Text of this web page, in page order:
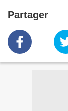
Partager